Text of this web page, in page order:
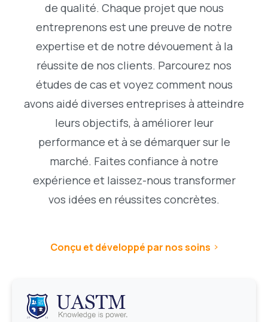
de qualité. Chaque projet que nous
entreprenons est une preuve de notre
expertise et de notre dévouement à la
réussite de nos clients. Parcourez nos
études de cas et voyez comment nous
avons aidé diverses entreprises à atteindre
leurs objectifs, à améliorer leur
performance et à se démarquer sur le
marché. Faites confiance à notre
expérience et laissez-nous transformer
vos idées en réussites concrètes.
Conçu et développé par nos soins